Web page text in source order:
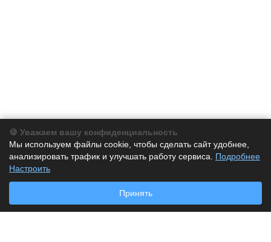
Компания
Каталог
🍪 Уважаем вашу конфиденциальность
Мы используем файлы cookie, чтобы сделать сайт удобнее,
анализировать трафик и улучшать работу сервиса. Подробнее
Настроить
Принять